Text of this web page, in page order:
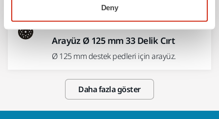
Deny
Arayüz Ø 125 mm 33 Delik Cırt
Ø 125 mm destek pedleri için arayüz.
Daha fazla göster